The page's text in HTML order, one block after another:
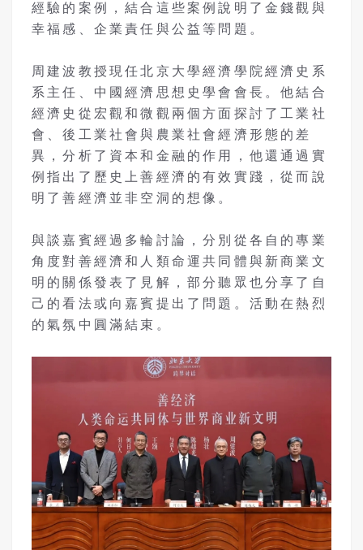
經驗的案例，結合這些案例說明了金錢觀與
幸福感、企業責任與公益等問題。
周建波教授現任北京大學經濟學院經濟史系
系主任、中國經濟思想史學會會長。他結合
經濟史從宏觀和微觀兩個方面探討了工業社
會、後工業社會與農業社會經濟形態的差
異，分析了資本和金融的作用，他還通過實
例指出了歷史上善經濟的有效實踐，從而說
明了善經濟並非空洞的想像。
與談嘉賓經過多輪討論，分別從各自的專業
角度對善經濟和人類命運共同體與新商業文
明的關係發表了見解，部分聽眾也分享了自
己的看法或向嘉賓提出了問題。活動在熱烈
的氣氛中圓滿結束。